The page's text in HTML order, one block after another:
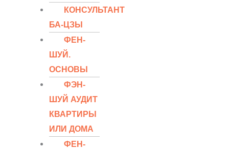
КОНСУЛЬТАНТ
БА-ЦЗЫ
ФЕН-
ШУЙ.
ОСНОВЫ
ФЭН-
ШУЙ АУДИТ
КВАРТИРЫ
ИЛИ ДОМА
ФЕН-